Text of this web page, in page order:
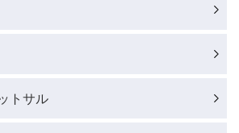
トサル